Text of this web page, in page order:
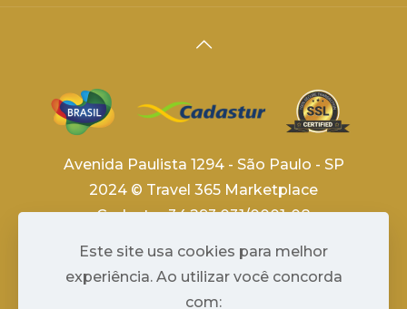
Avenida Paulista 1294 - São Paulo - SP
2024 © Travel 365 Marketplace
Cadastur 34.293.031/0001-08
Este site usa cookies para melhor
experiência. Ao utilizar você concorda
com: